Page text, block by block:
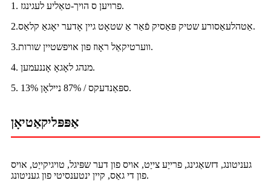
1. פרויען ס הויך-טאַליע לעגינגז.
2.אַטהלעאַסורע שטיק פּאַסיק פֿאַר אַ שטאָט גיין אָדער יאָגאַ קלאַס.
3.ווערטיקאַל ראָוז פון אויפשטיין שורות.
4. מנהג לאָגאָ אָננעמען.
5. 13% ספּאַנדעקס / 87% ניילאָן.
אַפּפּליקאַטיאָן
געניטונג, דזשאַגינג, פרייַע צייַט, אויס פון דער שפּיגל, טויגיקייַט, אויס
פון די גאַס, קיין ינטענסיטי פון געניטונג.